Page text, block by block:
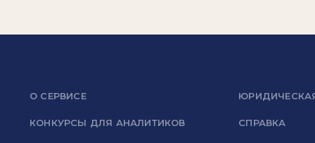
О СЕРВИСЕ
КОНКУРСЫ ДЛЯ АНАЛИТИКОВ СПРАВКА